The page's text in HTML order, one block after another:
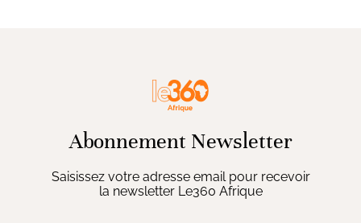
Abonnement Newsletter
Saisissez votre adresse email pour recevoir
la newsletter Le360 Afrique